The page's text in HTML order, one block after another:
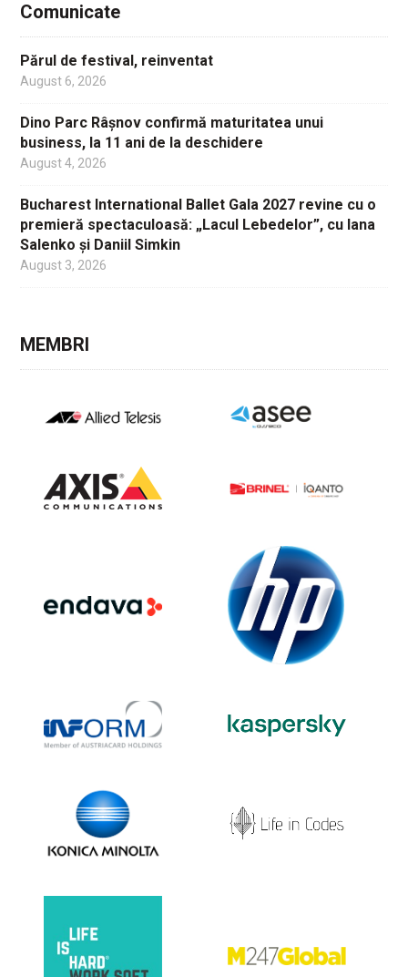
Comunicate
Părul de festival, reinventat
August 6, 2026
Dino Parc Râșnov confirmă maturitatea unui
business, la 11 ani de la deschidere
August 4, 2026
Bucharest International Ballet Gala 2027 revine cu o
premieră spectaculoasă: „Lacul Lebedelor”, cu Iana
Salenko și Daniil Simkin
August 3, 2026
MEMBRI